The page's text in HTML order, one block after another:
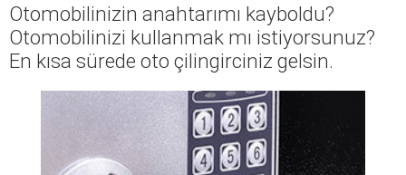
Otomobilinizin anahtarımı kayboldu?
Otomobilinizi kullanmak mı istiyorsunuz?
En kısa sürede oto çilingirciniz gelsin.